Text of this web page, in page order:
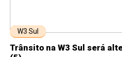
W3 Sul
Trânsito na W3 Sul será